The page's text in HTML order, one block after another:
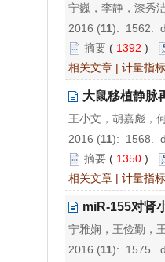
宁巍，李静，漆秀
2016 (11): 1562.
摘要 ( 1392 )
相关文章 | 计量指标
大鼠移植静脉
王小文，胡嘉彪，
2016 (11): 1568.
摘要 ( 1350 )
相关文章 | 计量指标
miR-155对肾
宁雅娴，王俭勤，
2016 (11): 1575.